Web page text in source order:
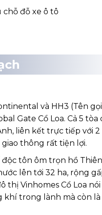
đỗ xe ô tô
và HH3 (Tên
Gate Cổ Loa. Cả 5 tòa
liên kết trực tiếp với 2
thông rất tiện lợi.
tôn ôm trọn hồ
lên tới 32 ha, rộng
thị Vinhomes Cổ Loa
khí trong lành mà còn là